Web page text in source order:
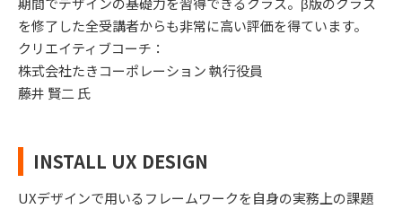
を修了した全受講者からも非常に高い評価を得ています。
クリエイティブコーチ：
株式会社たきコーポレーション 執行役員
藤井 賢二 氏
INSTALL UX DESIGN
UXデザインで用いるフレームワークを自身の実務上の課題